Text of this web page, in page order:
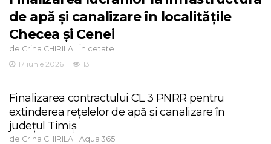
de apă și canalizare în localitățile
Checea și Cenei
de Crina CHIRILA | În cetate
17 iunie 2026
13
Finalizarea contractului CL 3 PNRR pentru
extinderea rețelelor de apă și canalizare în
județul Timiș
de Crina CHIRILA | Aqua 365